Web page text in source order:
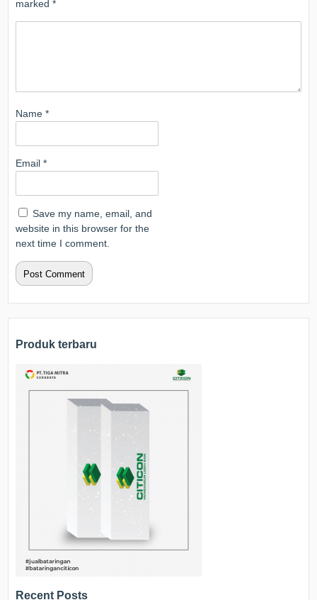
marked*
Name*
Email*
Save my name, email, and
website in this browser for the
next time I comment.
Produk terbaru
Recent Posts